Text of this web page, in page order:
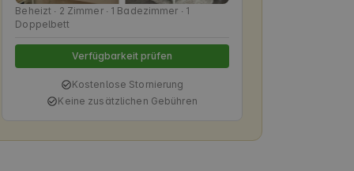
Beheizt ∙ 2 Zimmer ∙ 1 Badezimmer ∙ 1
Doppelbett
Verfügbarkeit prüfen
Kostenlose Stornierung
Keine zusätzlichen Gebühren